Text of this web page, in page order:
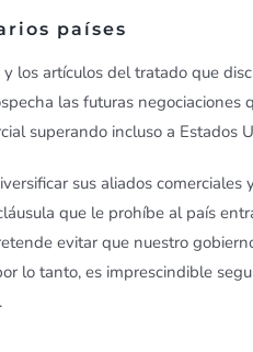
países
los artículos del tratado que
las futuras negociaciones
superando incluso a Estados
sus aliados comerciales
que le prohíbe al país
evitar que nuestro
lo tanto, es imprescindible